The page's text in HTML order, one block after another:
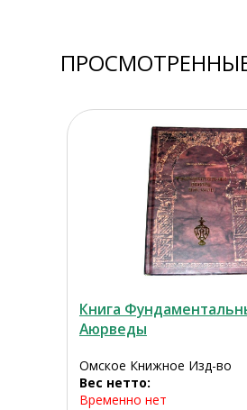
Книга
Аюрведы
Омское Книжное Изд-во
Вес нетто:
Временно нет